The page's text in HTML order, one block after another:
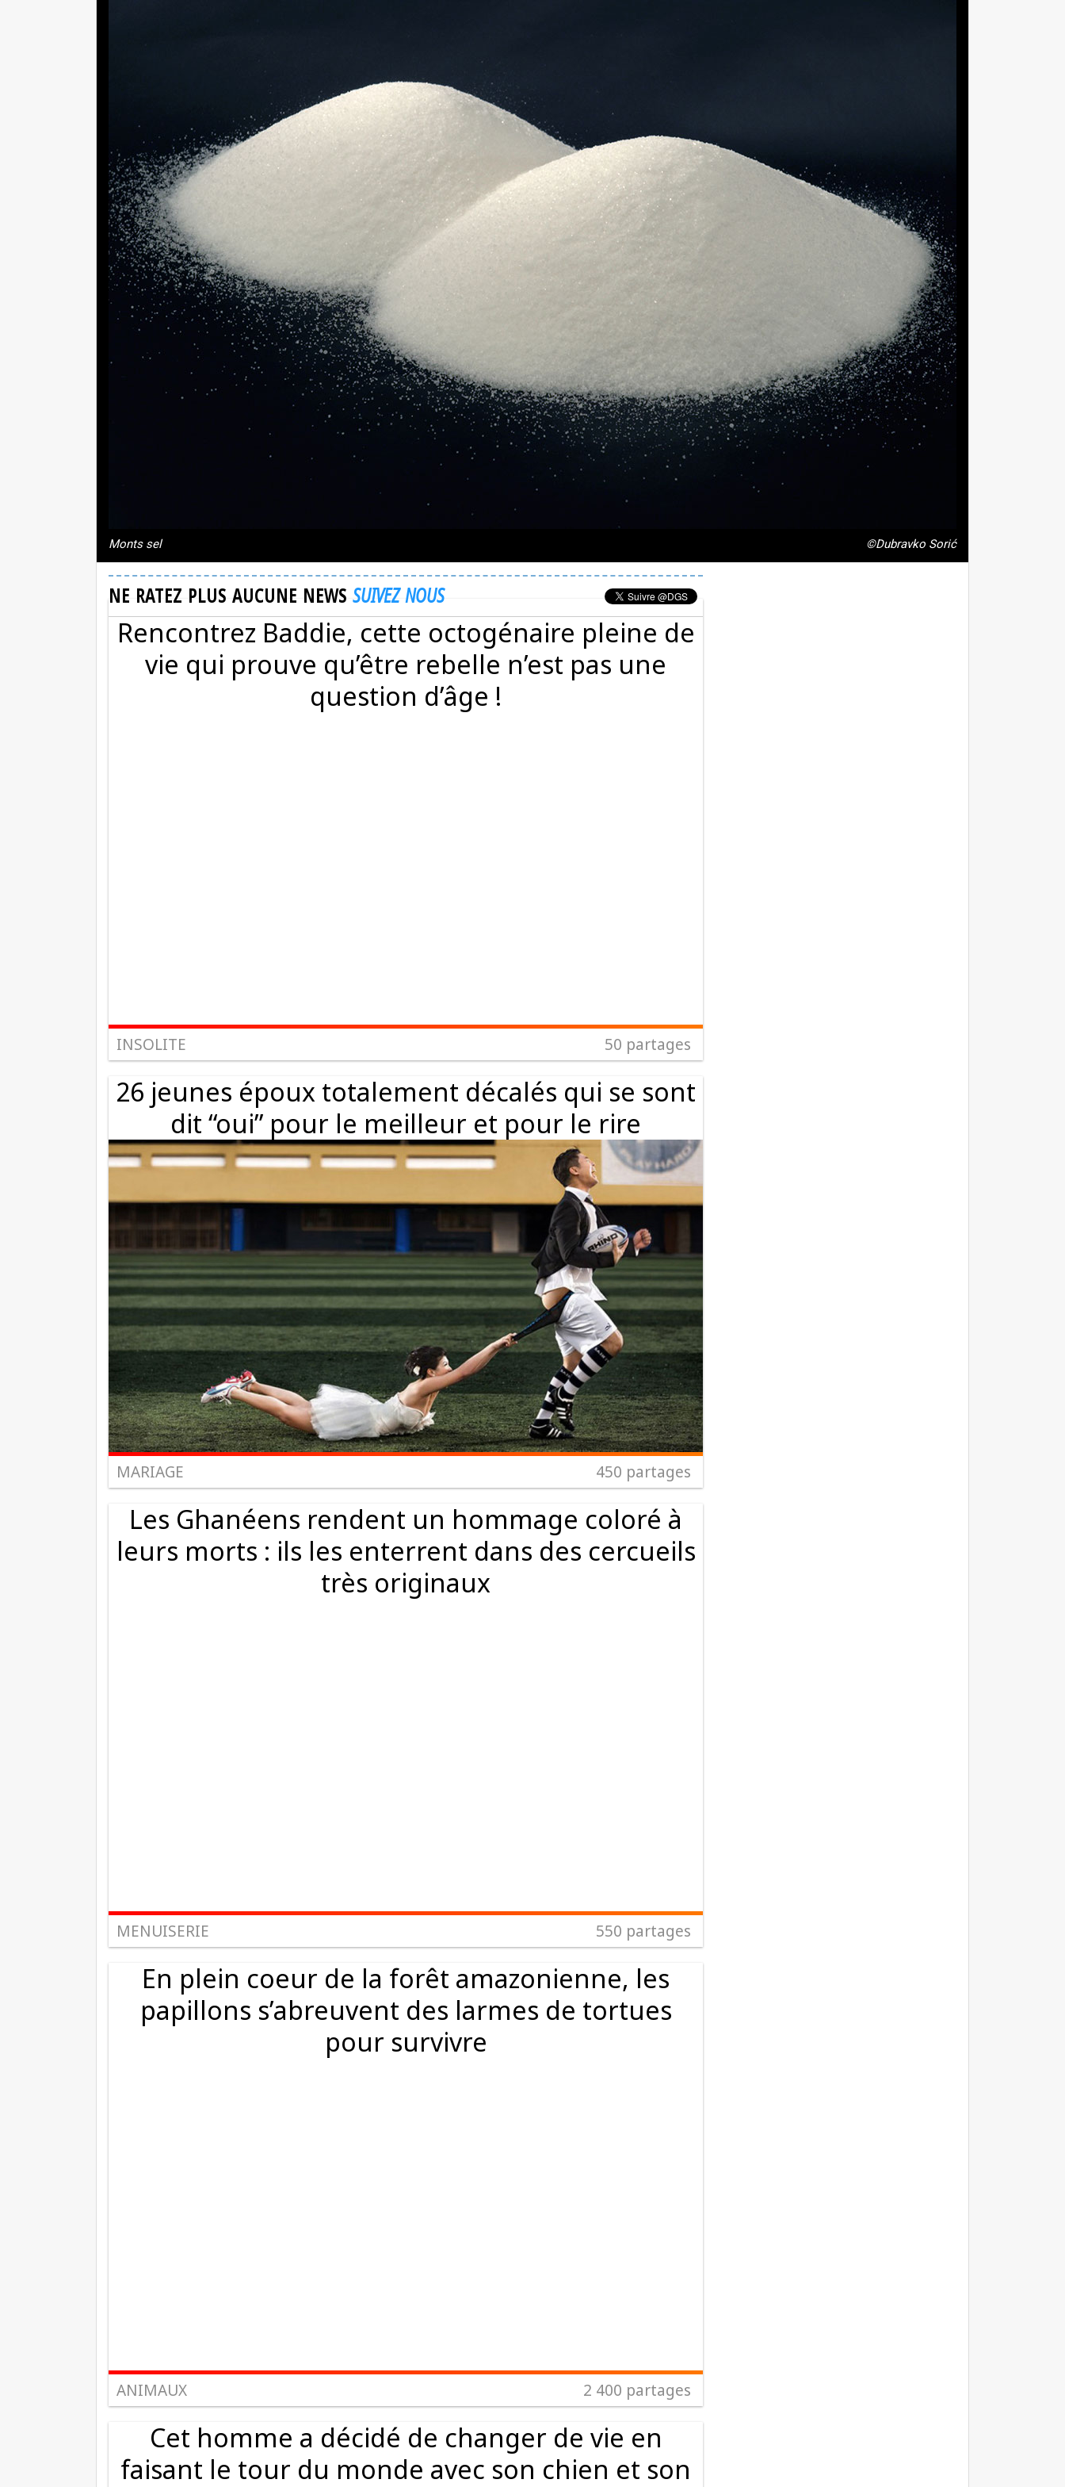
Monts sel ©Dubravko Sorić
NE RATEZ PLUS AUCUNE NEWS SUIVEZ NOUS
Rencontrez Baddie, cette octogénaire pleine de
vie qui prouve qu’être rebelle n’est pas une
question d’âge !
INSOLITE 50 partages
26 jeunes époux totalement décalés qui se sont
dit “oui” pour le meilleur et pour le rire
MARIAGE 450 partages
Les Ghanéens rendent un hommage coloré à
leurs morts : ils les enterrent dans des cercueils
très originaux
MENUISERIE 550 partages
En plein coeur de la forêt amazonienne, les
papillons s’abreuvent des larmes de tortues
pour survivre
ANIMAUX 2 400 partages
Cet homme a décidé de changer de vie en
faisant le tour du monde avec son chien et son